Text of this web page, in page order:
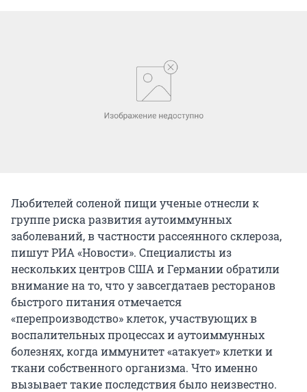
Любителей соленой пищи ученые отнесли к
группе риска развития аутоиммунных
заболеваний, в частности рассеянного склероза,
пишутРИА «Новости». Специалисты из
нескольких центров США и Германии обратили
внимание на то, что у завсегдатаев ресторанов
быстрого питания отмечается
«перепроизводство» клеток, участвующих в
воспалительных процессах и аутоиммунных
болезнях, когда иммунитет «атакует» клетки и
ткани собственного организма. Что именно
вызывает такие последствия было неизвестно.